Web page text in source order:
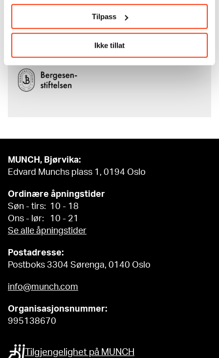
Tilpass
Ikke tillat
Den digitale tilgjengeliggjøringen av museets
samling og katalogen over Edvard Munchs
avBergesenstiftelsen.
MUNCH, Bjørvika:
Edvard Munchs plass 1, 0194 Oslo
Ordinære åpningstider
Søn - tirs: 10 - 18
Ons - lør: 10 - 21
Se alle åpningstider
Postadresse:
Postboks 3304 Sørenga, 0140 Oslo
info@munch.com
Organisasjonsnummer:
995138670
Tilgjengelighet på MUNCH